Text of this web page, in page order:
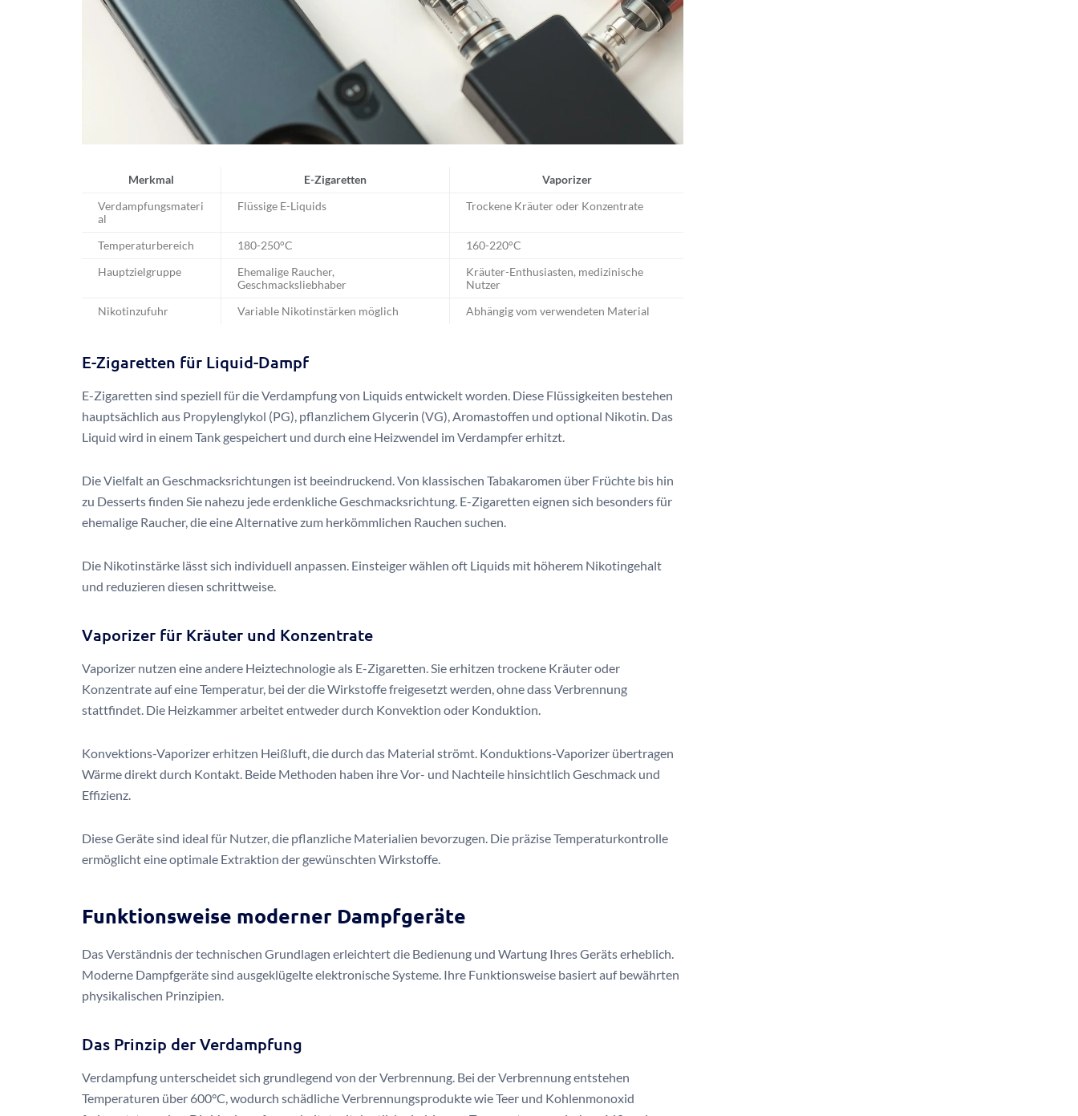
Merkmal E-Zigaretten Vaporizer
Verdampfungsmateri
al
Flüssige E-Liquids Trockene Kräuter oder Konzentrate
Temperaturbereich 180-250°C 160-220°C
Hauptzielgruppe
Ehemalige Raucher,
Geschmacksliebhaber
Kräuter-Enthusiasten, medizinische
Nutzer
Nikotinzufuhr Variable Nikotinstärken möglich Abhängig vom verwendeten Material
E-Zigaretten für Liquid-Dampf
E-Zigaretten sind speziell für die Verdampfung von Liquids entwickelt worden. Diese Flüssigkeiten bestehen
hauptsächlich aus Propylenglykol (PG), pflanzlichem Glycerin (VG), Aromastoffen und optional Nikotin. Das
Liquid wird in einem Tank gespeichert und durch eine Heizwendel im Verdampfer erhitzt.
Die Vielfalt an Geschmacksrichtungen ist beeindruckend. Von klassischen Tabakaromen über Früchte bis hin
zu Desserts finden Sie nahezu jede erdenkliche Geschmacksrichtung. E-Zigaretten eignen sich besonders für
ehemalige Raucher, die eine Alternative zum herkömmlichen Rauchen suchen.
Die Nikotinstärke lässt sich individuell anpassen. Einsteiger wählen oft Liquids mit höherem Nikotingehalt
und reduzieren diesen schrittweise.
Vaporizer für Kräuter und Konzentrate
Vaporizer nutzen eine andere Heiztechnologie als E-Zigaretten. Sie erhitzen trockene Kräuter oder
Konzentrate auf eine Temperatur, bei der die Wirkstoffe freigesetzt werden, ohne dass Verbrennung
stattfindet. Die Heizkammer arbeitet entweder durch Konvektion oder Konduktion.
Konvektions-Vaporizer erhitzen Heißluft, die durch das Material strömt. Konduktions-Vaporizer übertragen
Wärme direkt durch Kontakt. Beide Methoden haben ihre Vor- und Nachteile hinsichtlich Geschmack und
Effizienz.
Diese Geräte sind ideal für Nutzer, die pflanzliche Materialien bevorzugen. Die präzise Temperaturkontrolle
ermöglicht eine optimale Extraktion der gewünschten Wirkstoffe.
Funktionsweise moderner Dampfgeräte
Das Verständnis der technischen Grundlagen erleichtert die Bedienung und Wartung Ihres Geräts erheblich.
Moderne Dampfgeräte sind ausgeklügelte elektronische Systeme. Ihre Funktionsweise basiert auf bewährten
physikalischen Prinzipien.
Das Prinzip der Verdampfung
Verdampfung unterscheidet sich grundlegend von der Verbrennung. Bei der Verbrennung entstehen
Temperaturen über 600°C, wodurch schädliche Verbrennungsprodukte wie Teer und Kohlenmonoxid